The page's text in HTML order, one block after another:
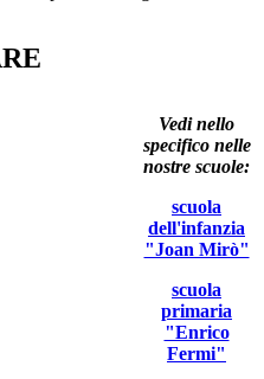
Vedi nello
specifico nelle
nostre scuole:
scuola
dell'infanzia
"Joan Mirò"
scuola
primaria
"Enrico
Fermi"